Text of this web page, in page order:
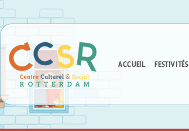
ACCUEIL FESTIVITÉS